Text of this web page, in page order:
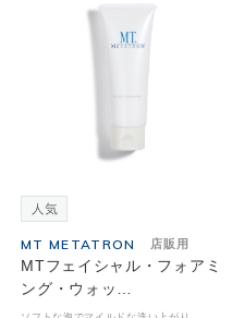
MT METATRON 店販用
MTフェイシャル・フォアミ
ング・ウォッ…